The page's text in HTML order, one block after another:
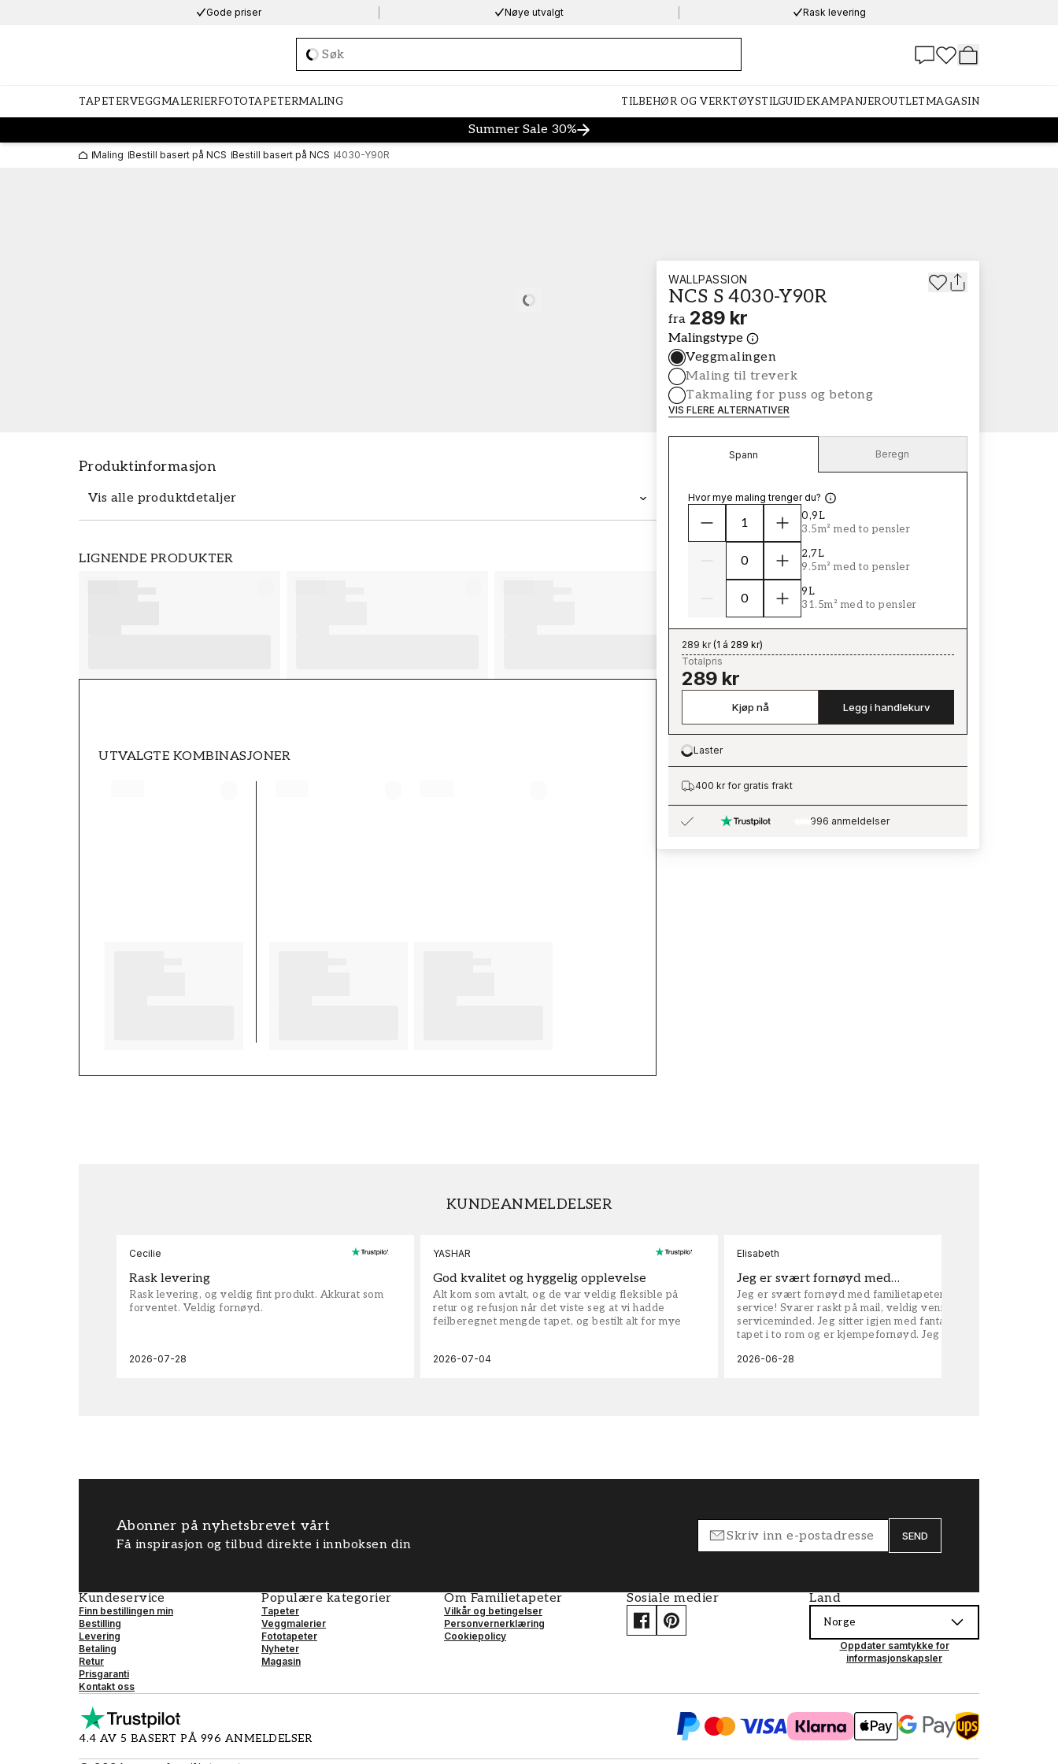
Gode priser Nøye utvalgt Rask levering
Loading…
TAPETERVEGGMALERIERFOTOTAPETERMALING TILBEHØR OG VERKTØYSTILGUIDEKAMPANJEROUTLETMAGASIN
Summer Sale 30%
Maling Bestill basert på NCS Bestill basert på NCS 4030-Y90R
Loading…
Produktinformasjon
Vis alle produktdetaljer
LIGNENDE PRODUKTER
UTVALGTE KOMBINASJONER
WALLPASSION
NCS S 4030-Y90R
fra 289 kr
Malingstype
Veggmalingen
Maling til treverk
Takmaling for puss og betong
VIS FLERE ALTERNATIVER
Spann Beregn
Hvor mye maling trenger du?
0,9L
3.5m² med to pensler
2,7L
9.5m² med to pensler
9L
31.5m² med to pensler
289 kr(1 á 289 kr)
Totalpris
289 kr
Kjøp nå Legg i handlekurv
Loading…
Laster
400 kr for gratis frakt
996 anmeldelser
KUNDEANMELDELSER
Cecilie
Rask levering
Rask levering, og veldig fint produkt. Akkurat som
forventet. Veldig fornøyd.
2026-07-28
YASHAR
God kvalitet og hyggelig opplevelse
Alt kom som avtalt, og de var veldig fleksible på
retur og refusjon når det viste seg at vi hadde
feilberegnet mengde tapet, og bestilt alt for mye
2026-07-04
Elisabeth
Jeg er svært fornøyd med…
Jeg er svært fornøyd med familietapeter. Maken til
service! Svarer raskt på mail, veldig vennlige og
serviceminded. Jeg sitter igjen med fantastisk fin
tapet i to rom og er kjempefornøyd. Jeg anbefaler
2026-06-28
Abonner på nyhetsbrevet vårt
Få inspirasjon og tilbud direkte i innboksen din
SEND
Kundeservice
Finn bestillingen min
Bestilling
Levering
Betaling
Retur
Prisgaranti
Kontakt oss
Populære kategorier
Tapeter
Veggmalerier
Fototapeter
Nyheter
Magasin
Om Familietapeter
Vilkår og betingelser
Personvernerklæring
Cookiepolicy
Sosiale medier Land
Norge
Oppdater samtykke for
informasjonskapsler
4.4 AV 5 BASERT PÅ 996 ANMELDELSER